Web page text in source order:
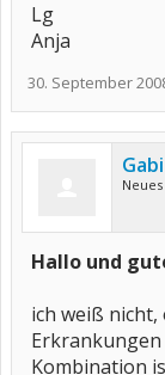
Lg
Anja
30. September
Hallo und
ich weiß
Kombination